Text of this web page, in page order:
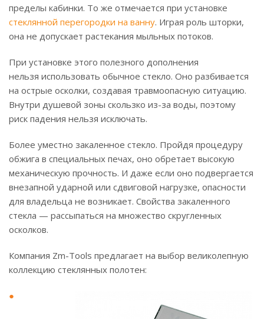
пределы кабинки. То же отмечается при установке
стеклянной перегородки на ванну. Играя роль шторки,
она не допускает растекания мыльных потоков.
При установке этого полезного дополнения
нельзя использовать обычное стекло. Оно разбивается
на острые осколки, создавая травмоопасную ситуацию.
Внутри душевой зоны скользко из-за воды, поэтому
риск падения нельзя исключать.
Более уместно закаленное стекло. Пройдя процедуру
обжига в специальных печах, оно обретает высокую
механическую прочность. И даже если оно подвергается
внезапной ударной или сдвиговой нагрузке, опасности
для владельца не возникает. Свойства закаленного
стекла — рассыпаться на множество скругленных
осколков.
Компания Zm-Tools предлагает на выбор великолепную
коллекцию стеклянных полотен: